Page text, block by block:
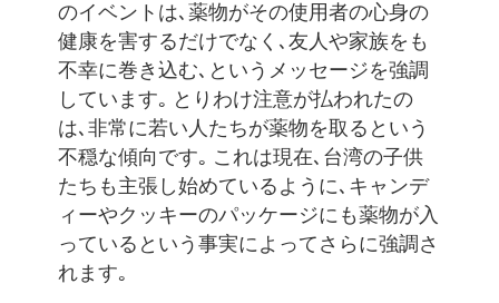
のイベントは､薬物がその使用者の心身の
健康を害するだけでなく､友人や家族をも
不幸に巻き込む､というメッセージを強調
しています｡ とりわけ注意が払われたの
は､非常に若い人たちが薬物を取るという
不穏な傾向です｡ これは現在､台湾の子供
たちも主張し始めているように､キャンデ
ィーやクッキーのパッケージにも薬物が入
っているという事実によってさらに強調さ
れます｡